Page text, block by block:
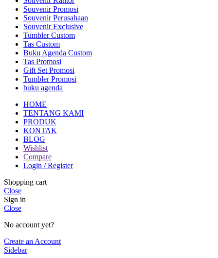
Souvenir Promosi
Souvenir Perusahaan
Souvenir Exclusive
Tumbler Custom
Tas Custom
Buku Agenda Custom
Tas Promosi
Gift Set Promosi
Tumbler Promosi
buku agenda
HOME
TENTANG KAMI
PRODUK
KONTAK
BLOG
Wishlist
Compare
Login / Register
Shopping cart
Close
Sign in
Close
No account yet?
Create an Account
Sidebar